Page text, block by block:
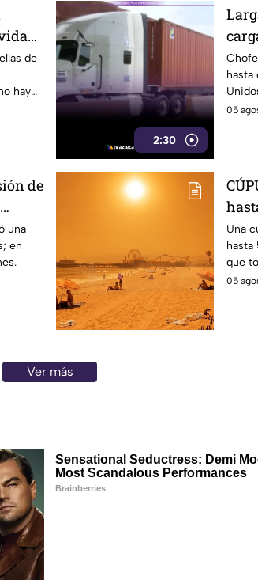
de
hay
2:30
hasta
la
05
de
una
en
Una
hasta
que
05
Ver más